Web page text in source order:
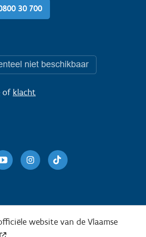
30 700
niet beschikbaar
of klacht
LinkedinYoutubeInstagram